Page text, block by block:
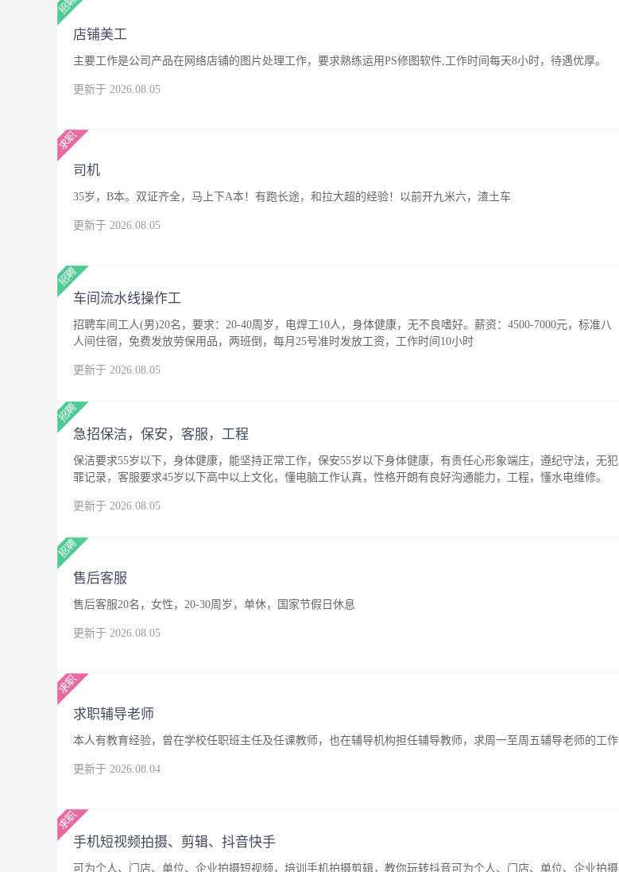
店铺美工
主要工作是公司产品在网络店铺的图片处理工作，要求熟练运用PS修图软件,工作时间每天8小时，待遇优厚。
更新于 2026.08.05
司机
35岁，B本。双证齐全，马上下A本！有跑长途，和拉大超的经验！以前开九米六，渣土车
更新于 2026.08.05
车间流水线操作工
招聘车间工人(男)20名，要求：20-40周岁，电焊工10人，身体健康，无不良嗜好。薪资：4500-7000元，标准八
人间住宿，免费发放劳保用品，两班倒，每月25号准时发放工资，工作时间10小时
更新于 2026.08.05
急招保洁，保安，客服，工程
保洁要求55岁以下，身体健康，能坚持正常工作，保安55岁以下身体健康，有责任心形象端庄，遵纪守法，无犯
罪记录，客服要求45岁以下高中以上文化，懂电脑工作认真，性格开朗有良好沟通能力，工程，懂水电维修。
更新于 2026.08.05
售后客服
售后客服20名，女性，20-30周岁，单休，国家节假日休息
更新于 2026.08.05
求职辅导老师
本人有教育经验，曾在学校任职班主任及任课教师，也在辅导机构担任辅导教师，求周一至周五辅导老师的工作
更新于 2026.08.04
手机短视频拍摄、剪辑、抖音快手
可为个人、门店、单位、企业拍摄短视频，培训手机拍摄剪辑，教你玩转抖音可为个人、门店、单位、企业拍摄